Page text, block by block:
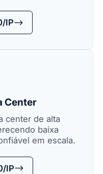
IP
Center
center de alta
baixa
em escala.
IP